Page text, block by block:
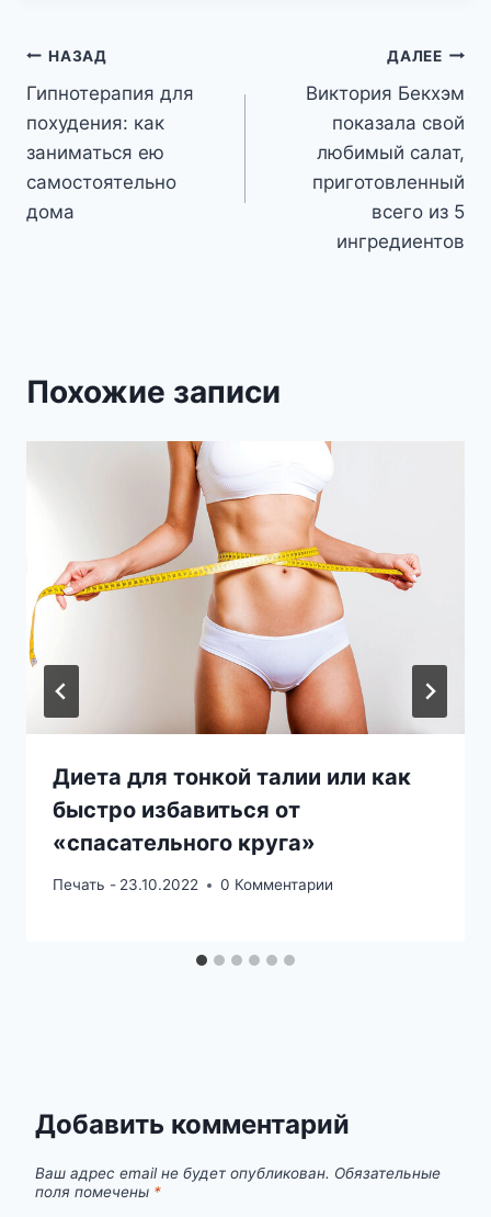
Навигация
по
записям
НАЗАД
Гипнотерапия для
похудения: как
заниматься ею
самостоятельно
дома
ДАЛЕЕ
Виктория Бекхэм
показала свой
любимый салат,
приготовленный
всего из 5
ингредиентов
Похожие записи
Диета для тонкой талии или как
быстро избавиться от
«спасательного круга»
Печать - 23.10.2022 0 Комментарии
Добавить комментарий
Ваш адрес email не будет опубликован. Обязательные
поля помечены *